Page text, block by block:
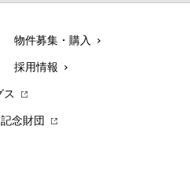
物件募集・購入
採用情報
ス
念財団